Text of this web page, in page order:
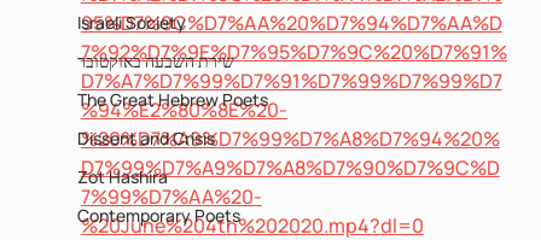
Israeli Society
שירת השבעה באוקטובר
The Great Hebrew Poets
Dissent and Crisis
Zot Hashira
Contemporary Poets
95%D7%9C%D7%AA%20%D7%94%D7%AA%D
7%92%D7%9E%D7%95%D7%9C%20%D7%91%
D7%A7%D7%99%D7%91%D7%99%D7%99%D7
%94%E2%80%8E%20-
%20%D7%A9%D7%99%D7%A8%D7%94%20%
D7%99%D7%A9%D7%A8%D7%90%D7%9C%D
7%99%D7%AA%20-
%20June%204th%202020.mp4?dl=0